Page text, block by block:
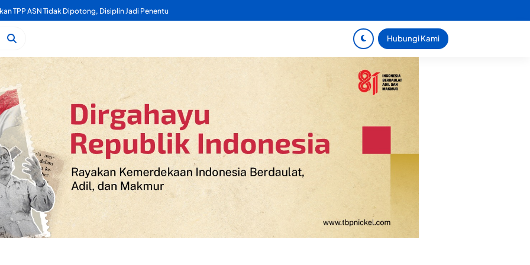
TPP ASN Tidak Dipotong, Disiplin Jadi Penentu
Hubungi Kami